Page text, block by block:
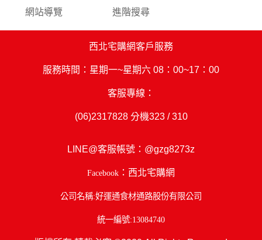
網站導覽
進階搜尋
西北宅購網客戶服務
服務時間：星期一~星期六 08：00~17：00
客服專線：
(06)2317828分機323 / 310
LINE@客服帳號： @gzg8273z
Facebook ：西北宅購網
公司名稱:好運通食材通路股份有限公司
統一編號:13084740